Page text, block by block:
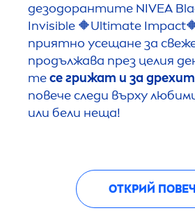
дезодорантите NIVEA
Invisible 🔶Ultimate
приятно усещане за
продължава през целия
тесе грижат и за
повече следи върху
или бели неща!
ОТКРИЙ